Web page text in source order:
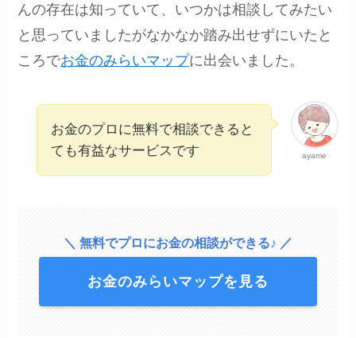
んの存在は知っていて、いつかは相談してみたい
と思っていましたがなかなか踏み出せずにいたと
ころでお金のみらいマップに出会いました。
ayame
お金のプロに無料で相談できると
ても有益なサービスです
＼ 無料でプロにお金の相談ができる♪ ／
お金のみらいマップを見る